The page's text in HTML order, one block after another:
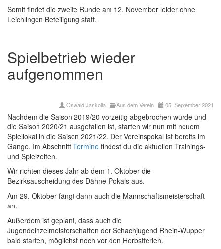
Somit findet die zweite Runde am 12. November leider ohne
Leichlingen Beteiligung statt.
Spielbetrieb wieder
aufgenommen
Oswald Jaskolla Aus dem Verein 05. September 2021
Nachdem die Saison 2019/20 vorzeitig abgebrochen wurde und
die Saison 2020/21 ausgefallen ist, starten wir nun mit neuem
Spiellokal in die Saison 2021/22. Der Vereinspokal ist bereits im
Gange. Im Abschnitt Termine findest du die aktuellen Trainings-
und Spielzeiten.
Wir richten dieses Jahr ab dem 1. Oktober die
Bezirksauscheidung des Dähne-Pokals aus.
Am 29. Oktober fängt dann auch die Mannschaftsmeisterschaft
an.
Außerdem ist geplant, dass auch die
Jugendeinzelmeisterschaften der Schachjugend Rhein-Wupper
bald starten, möglichst noch vor den Herbstferien.